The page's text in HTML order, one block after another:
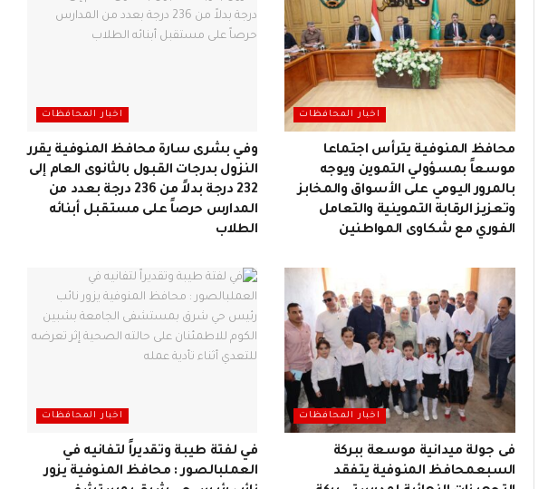
اخبار المحافظات
محافظ المنوفية يترأس اجتماعا
موسعاً بمسؤولي التموين ويوجه
بـالمرور اليومي على الأسواق والمخابز
وتعزيز الرقابة التموينية والتعامل
الفوري مع شكاوى المواطنين
اخبار المحافظات
وفي بشرى سارة محافظ المنوفية يقرر
النزول بدرجات القبول بالثانوى العام إلى
232 درجة بدلاً من 236 درجة بعدد من
المدارس حرصاً على مستقبل أبنائه
الطلاب
اخبار المحافظات
فى جولة ميدانية موسعة ببركة
السبعمحافظ المنوفية يتفقد
اخبار المحافظات
في لفتة طيبة وتقديراً لتفانيه في
العملبالصور : محافظ المنوفية يزور